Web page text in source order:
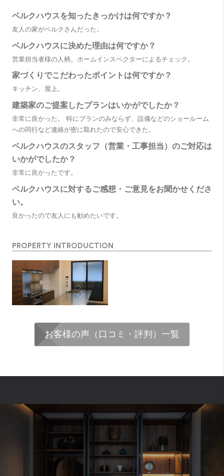
ベルクハウスを知ったきっかけは何ですか？
友人の家がベルクさんだった。
ベルクハウスに決めた理由は何ですか？
営業担当者様の人柄。ホームインスペクターによるチェック。
家づくりでこだわったポイントは何ですか？
キッチン、屋上。
建築家のご提案したプランはいかがでしたか？
非常に良かった。 特にプランのみならず、設備などのショールーム
への同行など連絡が密に取れたので安心できた。
ベルクハウスのスタッフ（営業・工事担当）のご対応は
いかがでしたか？
非常に良かったです。
ベルクハウスに対するご感想・ご意見をお聞かせくださ
い。
良かったので友人にも勧めたいです。
PROPERTY INTRODUCTION
お客様の声（口コミ・評判）一覧